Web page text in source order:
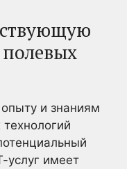
и знаниям
услуг имеет